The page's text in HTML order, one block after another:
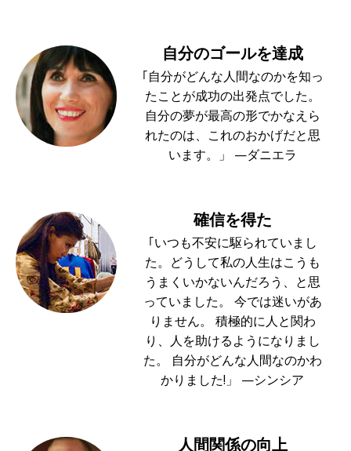
自分のゴールを達成
｢自分がどんな人間なのかを知っ
たことが成功の出発点でした。
自分の夢が最高の形でかなえら
れたのは、これのおかげだと思
います。」 —ダニエラ
確信を得た
｢いつも不安に駆られていまし
た。どうして私の人生はこうも
うまくいかないんだろう、と思
っていました。 今では迷いがあ
りません。 積極的に人と関わ
り、人を助けるようになりまし
た。 自分がどんな人間なのかわ
かりました!」 —シンシア
人間関係の向上